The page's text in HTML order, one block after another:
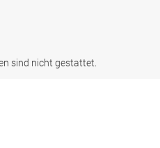
sind nicht gestattet.